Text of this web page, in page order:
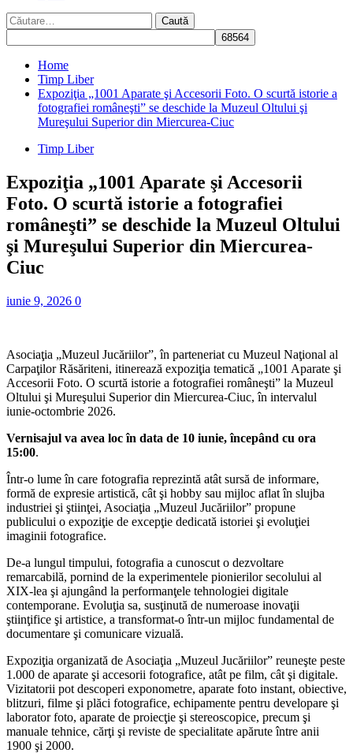
Caută
după:
Home
Timp Liber
Expoziţia „1001 Aparate şi Accesorii Foto. O scurtă istorie a
fotografiei româneşti” se deschide la Muzeul Oltului şi
Mureşului Superior din Miercurea-Ciuc
Timp Liber
Expoziţia „1001 Aparate şi Accesorii
Foto. O scurtă istorie a fotografiei
româneşti” se deschide la Muzeul Oltului
şi Mureşului Superior din Miercurea-
Ciuc
iunie 9, 2026 0
Asociaţia „Muzeul Jucăriilor”, în parteneriat cu Muzeul Naţional al
Carpaţilor Răsăriteni, itinerează expoziţia tematică „1001 Aparate şi
Accesorii Foto. O scurtă istorie a fotografiei româneşti” la Muzeul
Oltului şi Mureşului Superior din Miercurea-Ciuc, în intervalul
iunie-octombrie 2026.
Vernisajul va avea loc în data de 10 iunie, începând cu ora
15:00.
Într-o lume în care fotografia reprezintă atât sursă de informare,
formă de expresie artistică, cât şi hobby sau mijloc aflat în slujba
industriei şi ştiinţei, Asociaţia „Muzeul Jucăriilor” propune
publicului o expoziţie de excepţie dedicată istoriei şi evoluţiei
imaginii fotografice.
De-a lungul timpului, fotografia a cunoscut o dezvoltare
remarcabilă, pornind de la experimentele pionierilor secolului al
XIX-lea şi ajungând la performanţele tehnologiei digitale
contemporane. Evoluţia sa, susţinută de numeroase inovaţii
ştiinţifice şi artistice, a transformat-o într-un mijloc fundamental de
documentare şi comunicare vizuală.
Expoziţia organizată de Asociaţia „Muzeul Jucăriilor” reuneşte peste
1.000 de aparate şi accesorii fotografice, atât pe film, cât şi digitale.
Vizitatorii pot descoperi exponometre, aparate foto instant, obiective,
blitzuri, filme şi plăci fotografice, echipamente pentru developare şi
laborator foto, aparate de proiecţie şi stereoscopice, precum şi
manuale tehnice, cărţi şi reviste de specialitate apărute între anii
1900 şi 2000.